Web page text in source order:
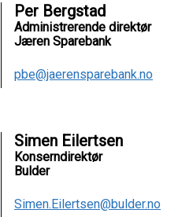
Per Bergstad
Administrerende direktør
Jæren Sparebank
pbe@jaerensparebank.no
Simen Eilertsen
Konserndirektør
Bulder
Simen.Eilertsen@bulder.no